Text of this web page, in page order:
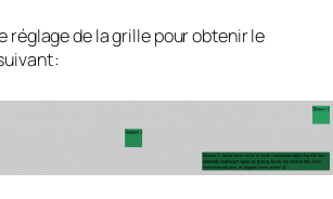
réglage de la grille pour obtenir le
: